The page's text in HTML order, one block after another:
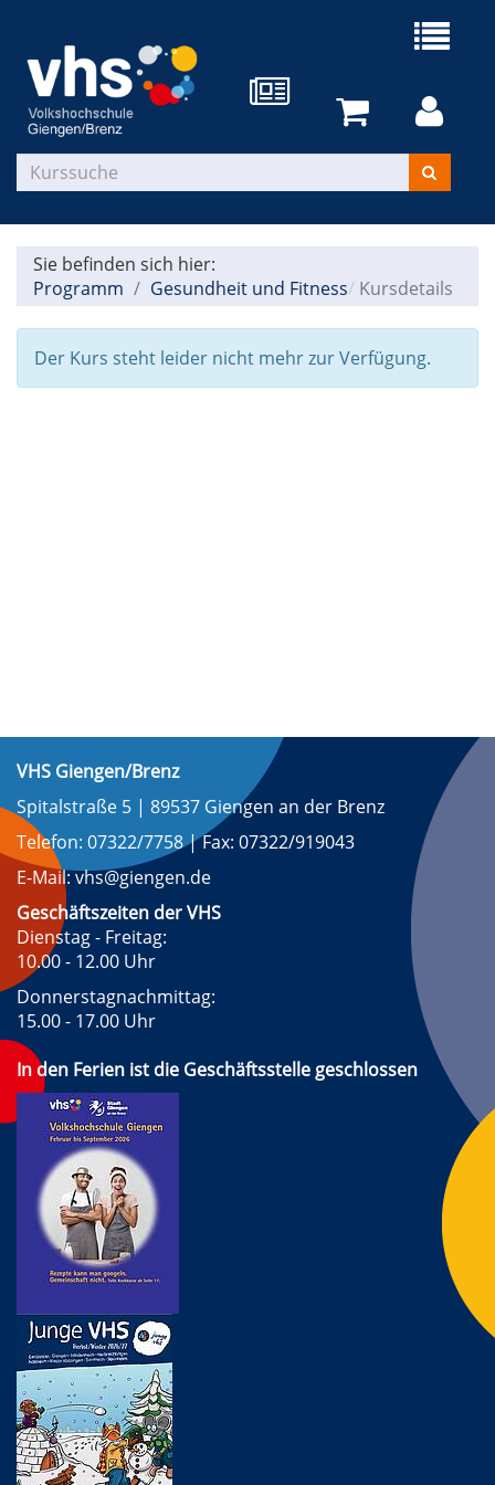
Sie befinden sich hier:
Programm
Gesundheit und Fitness Kursdetails
Der Kurs steht leider nicht mehr zur Verfügung.
VHS Giengen/Brenz
Spitalstraße 5 | 89537 Giengen an der Brenz
Telefon: 07322/7758 | Fax: 07322/919043
E-Mail: vhs@giengen.de
Geschäftszeiten der VHS
Dienstag - Freitag:
10.00 - 12.00 Uhr
Donnerstagnachmittag:
15.00 - 17.00 Uhr
In den Ferien ist die Geschäftsstelle geschlossen